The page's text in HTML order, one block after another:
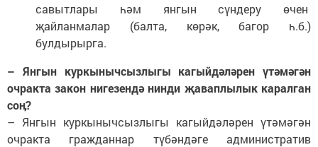
савытлары һәм янгын сүндеру өчен
җайланмалар (балта, көрәк, багор һ.б.)
булдырырга.
– Янгын куркынычсызлыгы кагыйдәләрен үтәмәгән
очракта закон нигезендә нинди җаваплылык каралган
соӊ?
– Янгын куркынычсызлыгы кагыйдәләрен үтәмәгән
очракта гражданнар түбәндәге административ